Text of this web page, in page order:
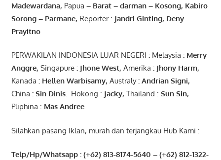
Madewardana, Papua – Barat – darman– Kosong, Kabiro
Sorong– Parmane, Reporter : Jandri Ginting, Deny
Prayitno
PERWAKILAN INDONESIA LUAR NEGERI : Melaysia : Merry
Anggre, Singapure: JhoneWest, Amerika : JhonyHarm,
Kanada : Hellen Warbisamy, Australy: Andrian Signi,
China : Sin Dinis. Hokong : Jacky, Thailand : Sun Sin,
Pliphina : Mas Andree
Silahkan pasang Iklan, murah dan terjangkau Hub Kami :
Telp/Hp/Whatsapp : (+62) 813-8174-5640 – (+62) 812-1322-